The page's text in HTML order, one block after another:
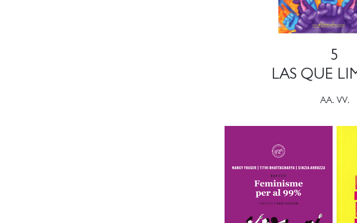
5
LAS QUE
AA. VV.